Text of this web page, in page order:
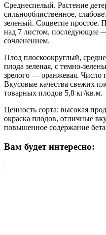
Среднеспелый. Растение
сильнооблиственное,
зеленый. Соцветие простое.
над 7 листом, последующие
сочленением.
Плод плоскоокруглый,
плода зеленая, с темно-
зрелого — оранжевая. Число
Вкусовые качества свежих
товарных плодов 5,8 кг/кв.м.
Ценность сорта: высокая
окраска плодов, отличные
повышенное содержание
Вам будет интересно: